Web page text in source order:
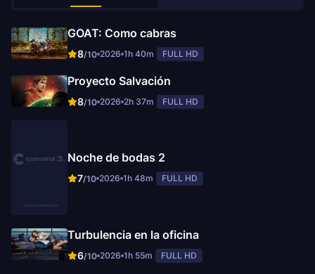
GOAT: Como cabras
8/10 2026 1h 40m FULL HD
Proyecto Salvación
8/10 2026 2h 37m FULL HD
Noche de bodas 2
7/10 2026 1h 48m FULL HD
Turbulencia en la oficina
6/10 2026 1h 55m FULL HD